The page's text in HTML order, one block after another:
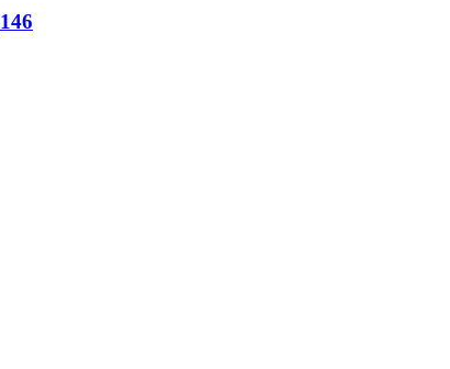
146